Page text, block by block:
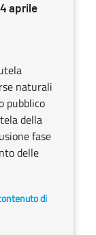
4 aprile
naturali
pubblico
della
fase
delle
di